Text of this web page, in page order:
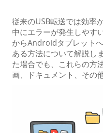
従来のUSB転送では効率
中にエラーが発生しやす
からAndroidタブレット
ある方法について解説し
た場合でも、これらの方
画、ドキュメント、その